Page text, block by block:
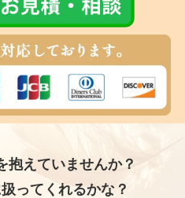
抱えていませんか？
ってくれるかな？